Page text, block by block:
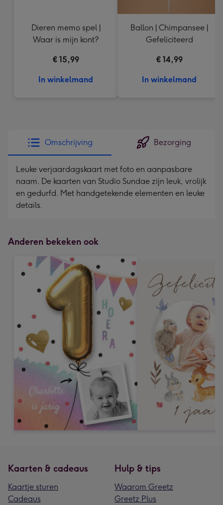
Dieren memo spel |
Waar is mijn kont?
€ 15,99
In winkelmand
Ballon | Chimpansee |
Gefeliciteerd
€ 14,99
In winkelmand
Omschrijving Bezorging
Leuke verjaardagskaart met foto en aanpasbare
naam. De kaarten van Studio Sundae zijn leuk, vrolijk
en gedurfd. Met handgetekende elementen en leuke
details.
Anderen bekeken ook
Kaarten & cadeaus
Kaartje sturen
Cadeaus
Hulp & tips
Waarom Greetz
Greetz Plus